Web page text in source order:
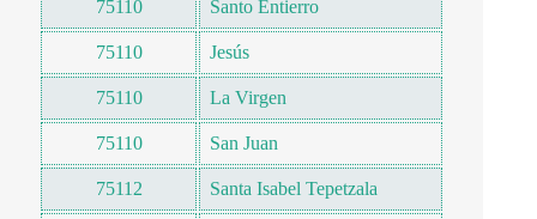
75110 Santo Entierro
75110 Jesús
75110 La Virgen
75110 San Juan
75112 Santa Isabel Tepetzala